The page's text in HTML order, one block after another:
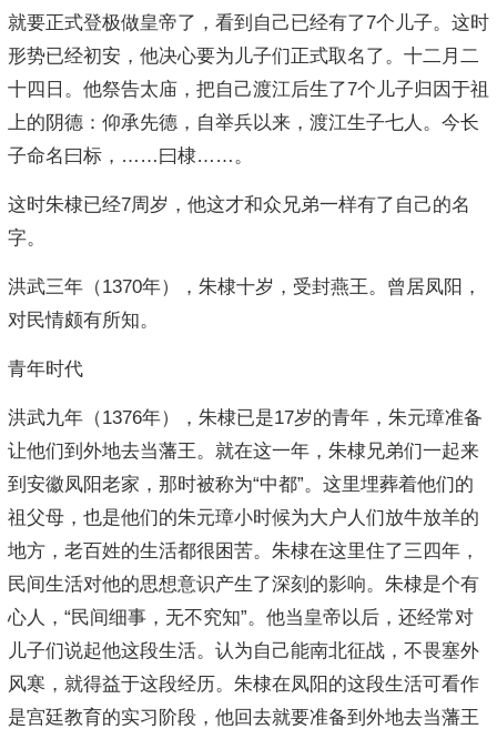
就要正式登极做皇帝了，看到自己已经有了7个儿子。这时
形势已经初安，他决心要为儿子们正式取名了。十二月二
十四日。他祭告太庙，把自己渡江后生了7个儿子归因于祖
上的阴德：仰承先德，自举兵以来，渡江生子七人。今长
子命名曰标，……曰棣……。
这时朱棣已经7周岁，他这才和众兄弟一样有了自己的名
字。
洪武三年（1370年），朱棣十岁，受封燕王。曾居凤阳，
对民情颇有所知。
青年时代
洪武九年（1376年），朱棣已是17岁的青年，朱元璋准备
让他们到外地去当藩王。就在这一年，朱棣兄弟们一起来
到安徽凤阳老家，那时被称为“中都”。这里埋葬着他们的
祖父母，也是他们的朱元璋小时候为大户人们放牛放羊的
地方，老百姓的生活都很困苦。朱棣在这里住了三四年，
民间生活对他的思想意识产生了深刻的影响。朱棣是个有
心人，“民间细事，无不究知”。他当皇帝以后，还经常对
儿子们说起他这段生活。认为自己能南北征战，不畏塞外
风寒，就得益于这段经历。朱棣在凤阳的这段生活可看作
是宫廷教育的实习阶段，他回去就要准备到外地去当藩王